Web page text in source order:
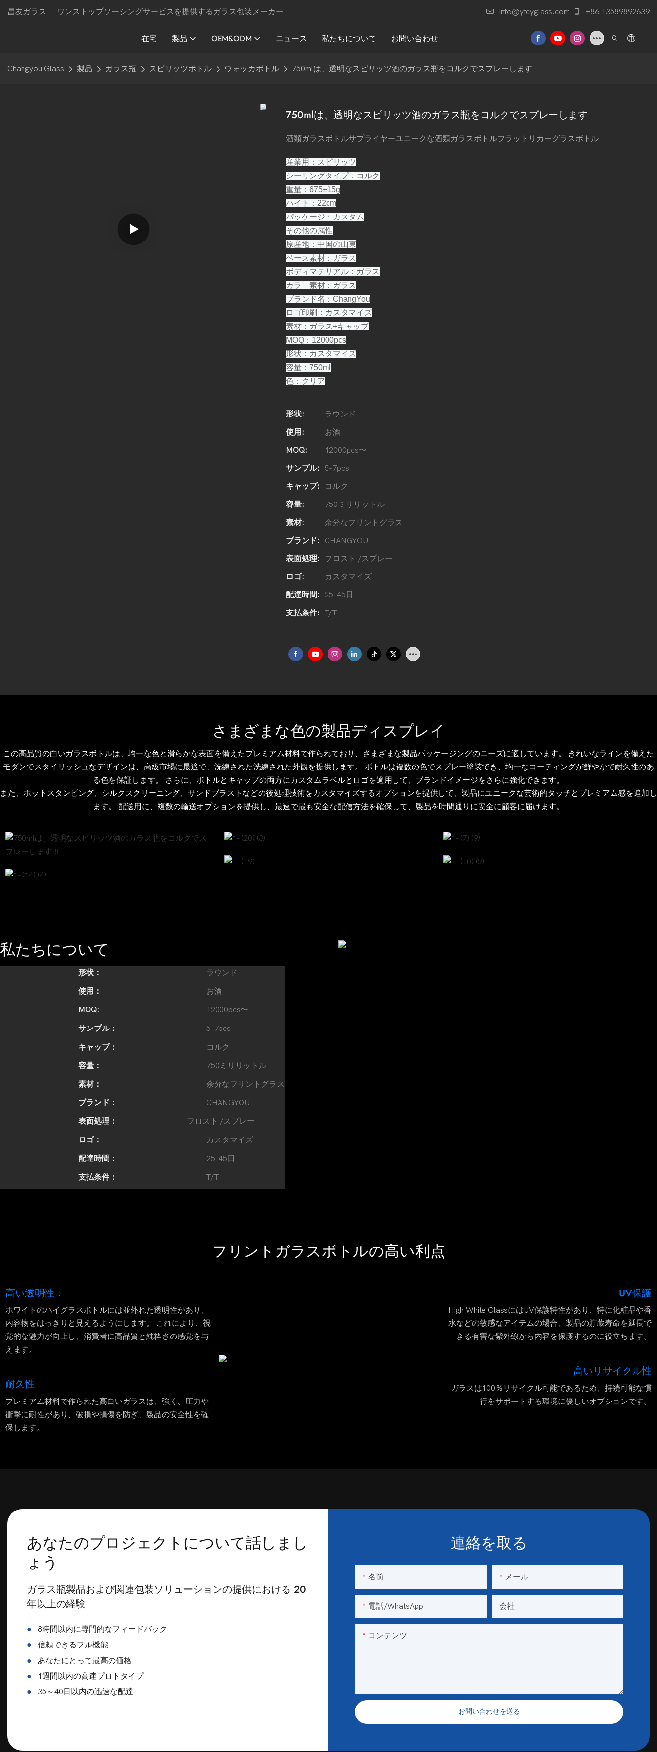
昌友ガラス - ワンストップソーシングサービスを提供するガラス包装メーカー info@ytcyglass.com +86 13589892639
在宅 製品 OEM&ODM ニュース 私たちについて お問い合わせ
Changyou Glass 製品 ガラス瓶 スピリッツボトル ウォッカボトル 750mlは、透明なスピリッツ酒のガラス瓶をコルクでスプレーします
750mlは、透明なスピリッツ酒のガラス瓶をコルクでスプレーします
酒類ガラスボトルサプライヤーユニークな酒類ガラスボトルフラットリカーグラスボトル
産業用：スピリッツ
シーリングタイプ：コルク
重量：675±15g
ハイト：22cm
パッケージ：カスタム
その他の属性
原産地：中国の山東
ベース素材：ガラス
ボディマテリアル：ガラス
カラー素材：ガラス
ブランド名：ChangYou
ロゴ印刷：カスタマイズ
素材：ガラス+キャップ
MOQ：12000pcs
形状：カスタマイズ
容量：750ml
色：クリア
形状: ラウンド
使用: お酒
MOQ: 12000pcs〜
サンプル: 5-7pcs
キャップ: コルク
容量: 750ミリリットル
素材: 余分なフリントグラス
ブランド: CHANGYOU
表面処理: フロスト /スプレー
ロゴ: カスタマイズ
配達時間: 25-45日
支払条件: T/T
さまざまな色の製品ディスプレイ
この高品質の白いガラスボトルは、均一な色と滑らかな表面を備えたプレミアム材料で作られており、さまざまな製品パッケージングのニーズに適しています。 きれいなラインを備えた
モダンでスタイリッシュなデザインは、高級市場に最適で、洗練された洗練された外観を提供します。 ボトルは複数の色でスプレー塗装でき、均一なコーティングが鮮やかで耐久性のあ
る色を保証します。 さらに、ボトルとキャップの両方にカスタムラベルとロゴを適用して、ブランドイメージをさらに強化できます。
また、ホットスタンピング、シルクスクリーニング、サンドブラストなどの後処理技術をカスタマイズするオプションを提供して、製品にユニークな芸術的タッチとプレミアム感を追加し
ます。 配送用に、複数の輸送オプションを提供し、最速で最も安全な配信方法を確保して、製品を時間通りに安全に顧客に届けます。
私たちについて
形状： ラウンド
使用： お酒
MOQ: 12000pcs〜
サンプル： 5-7pcs
キャップ： コルク
容量： 750ミリリットル
素材： 余分なフリントグラス
ブランド： CHANGYOU
表面処理： フロスト /スプレー
ロゴ： カスタマイズ
配達時間： 25-45日
支払条件： T/T
フリントガラスボトルの高い利点
高い透明性：
ホワイトのハイグラスボトルには並外れた透明性があり、
内容物をはっきりと見えるようにします。 これにより、視
覚的な魅力が向上し、消費者に高品質と純粋さの感覚を与
えます。
耐久性
プレミアム材料で作られた高白いガラスは、強く、圧力や
衝撃に耐性があり、破損や損傷を防ぎ、製品の安全性を確
保します。
UV保護
High White GlassにはUV保護特性があり、特に化粧品や香
水などの敏感なアイテムの場合、製品の貯蔵寿命を延長で
きる有害な紫外線から内容を保護するのに役立ちます。
高いリサイクル性
ガラスは100％リサイクル可能であるため、持続可能な慣
行をサポートする環境に優しいオプションです。
あなたのプロジェクトについて話しまし
ょう
ガラス瓶製品および関連包装ソリューションの提供における 20
年以上の経験
●
8時間以内に専門的なフィードバック
●
信頼できるフル機能
●
あなたにとって最高の価格
●
1週間以内の高速プロトタイプ
●
35～40日以内の迅速な配達
連絡を取る
名前 メール
電話/WhatsApp 会社
コンテンツ
お問い合わせを送る